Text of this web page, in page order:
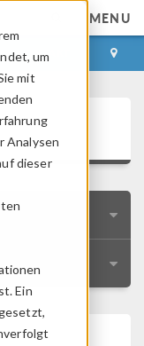
um
mit
Analysen
dieser
Ein
MENU
KONTAKT